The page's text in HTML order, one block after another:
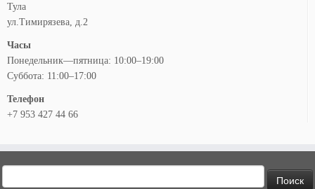
Тула
ул.Тимирязева, д.2
Часы
Понедельник—пятница: 10:00–19:00
Суббота: 11:00–17:00
Телефон
+7 953 427 44 66